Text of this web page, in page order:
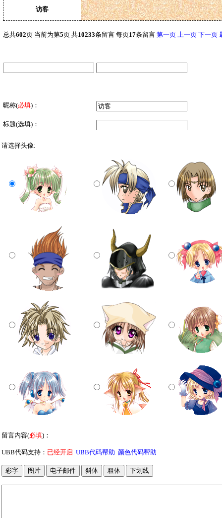
访客
总共602页 当前为第5页 共10233条留言 每页17条留言 第一页 上一页 下一页
昵称(必填)：
标题(选填)：
请选择头像:
留言内容(必填)：
UBB代码支持： 已经开启 UBB代码帮助 颜色代码帮助